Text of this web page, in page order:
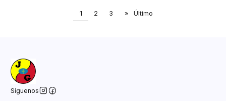
1 2 3 » Último
Síguenos